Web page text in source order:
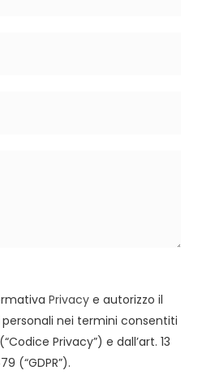
Privacy e autorizzo il
nei termini consentiti
Privacy”) e dall’art. 13
(“GDPR”).